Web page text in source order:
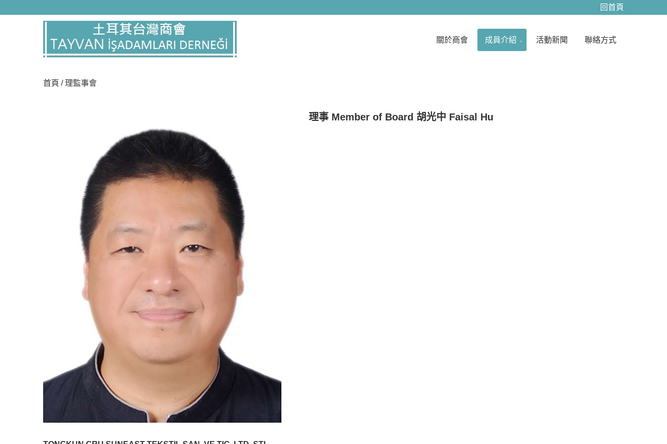
回首頁
責任的態度來提供顧客最完善的服務，就是我們一貫堅持的原則。我們竭力為客戶提最好的服務，讓客戶在產品應用擁有更大空間和競爭優勢以及能更有競爭力，不僅要滿足客戶的需求 以實
際行的行動提供完整的服務方案，並致力於維護品質，為提高客戶滿意度而努力。我們重視客戶的需求及意見，對於客戶意見，我們將進行了解，提出改善方案及持續追蹤 持續不斷提升服務
品質與競爭力，以達到客戶滿意的最終目標。您的信賴是我們最大的動力，本公司一直以來皆以提供顧客最高滿意度商品為目標，本著誠信、正直、專注、服務的企業文化 落實以客為尊的企
業精神，秉持著穩健的經營理念，並充分展現企業最佳執行力。我們擁有堅持專業經營的理念，秉持顧客至上，不斷提升整體客戶服務滿意度。踏實的經營、穩健的績效一直是我們凝聚動力
秉持實事求是、精益求精的精神，不斷追求進步,自設立以來秉持「滿足客戶、追求卓越」的理念，朝向技術引導市場的研發方向,，唯有誠信才能使企業贏得股東、員工,而機動性的研發、迅速
健的步伐，秉持著「創新、超越、利潤、同享」的經營理念，對外持續開創企業經營空間；對內致力於追求群體和諧及超越自我，積極創造新的差異化,掌握先機、創造財富、誠信服務、保障
關於商會 成員介紹 活動新聞 聯絡方式
首頁 / 理監事會
理事 Member of Board 胡光中 Faisal Hu